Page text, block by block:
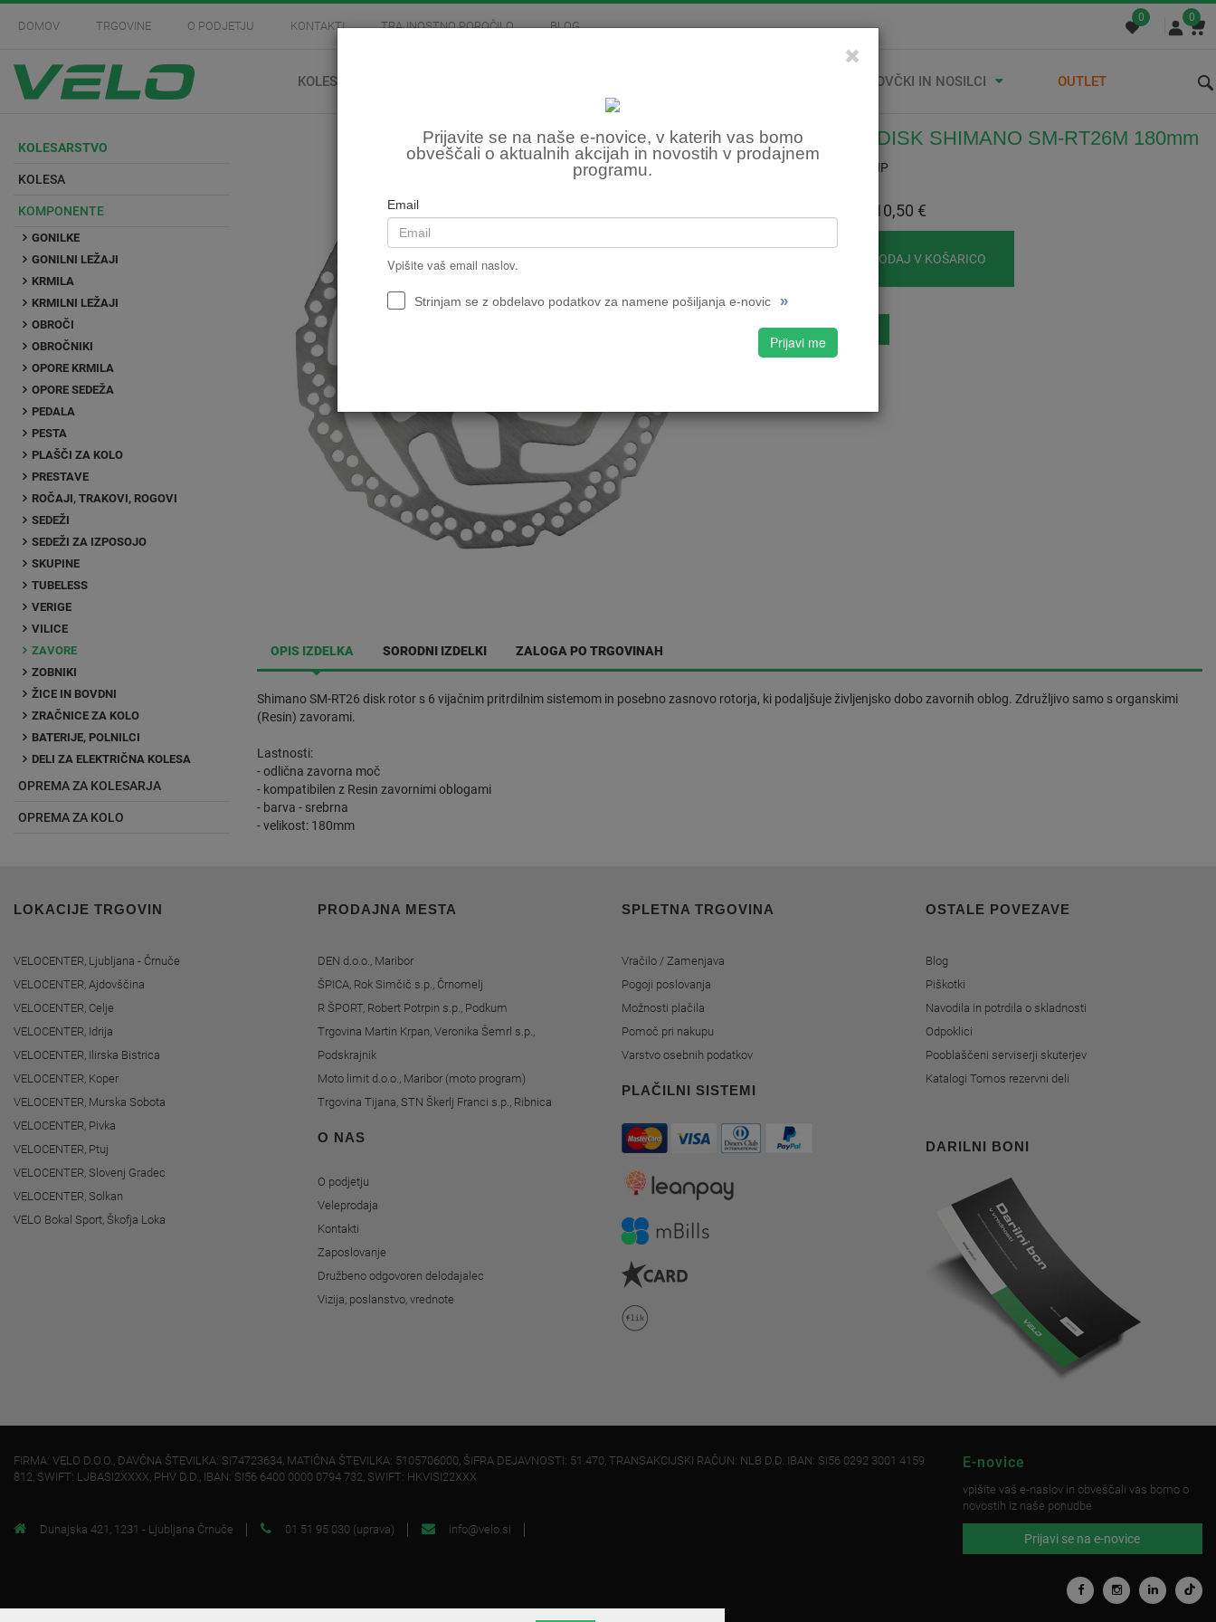
Prijavite se na naše e-novice, v katerih vas bomo
obveščali o aktualnih akcijah in novostih v prodajnem
programu.
Email
Vpišite vaš email naslov.
Strinjam se z obdelavo podatkov za namene pošiljanja e-novic »
Prijavi me
DOMOV TRGOVINE O PODJETJU KONTAKTI TRAJNOSTNO POROČILO BLOG
0 0
KOLESARSTVO STREŠNI KOVČKI IN NOSILCI OUTLET
KOLESARSTVO
KOLESA
KOMPONENTE
GONILKE
GONILNI LEŽAJI
KRMILA
KRMILNI LEŽAJI
OBROČI
OBROČNIKI
OPORE KRMILA
OPORE SEDEŽA
PEDALA
PESTA
PLAŠČI ZA KOLO
PRESTAVE
ROČAJI, TRAKOVI, ROGOVI
SEDEŽI
SEDEŽI ZA IZPOSOJO
SKUPINE
TUBELESS
VERIGE
VILICE
ZAVORE
ZOBNIKI
ŽICE IN BOVDNI
ZRAČNICE ZA KOLO
BATERIJE, POLNILCI
DELI ZA ELEKTRIČNA KOLESA
OPREMA ZA KOLESARJA
OPREMA ZA KOLO
ROTOR ZA DISK SHIMANO SM-RT26M 180mm
Šifra:
5ESMRT26MP
10,50 €
DODAJ V KOŠARICO
Seznam Želja
OPIS IZDELKA SORODNI IZDELKI ZALOGA PO TRGOVINAH
Shimano SM-RT26 disk rotor s 6 vijačnim pritrdilnim sistemom in posebno zasnovo rotorja, ki podaljšuje življenjsko dobo zavornih oblog. Združljivo samo s organskimi
(Resin) zavorami.
Lastnosti:
- odlična zavorna moč
- kompatibilen z Resin zavornimi oblogami
- barva - srebrna
- velikost: 180mm
LOKACIJE TRGOVIN
VELOCENTER, Ljubljana - Črnuče
VELOCENTER, Ajdovščina
VELOCENTER, Celje
VELOCENTER, Idrija
VELOCENTER, Ilirska Bistrica
VELOCENTER, Koper
VELOCENTER, Murska Sobota
VELOCENTER, Pivka
VELOCENTER, Ptuj
VELOCENTER, Slovenj Gradec
VELOCENTER, Solkan
VELO Bokal Sport, Škofja Loka
PRODAJNA MESTA
DEN d.o.o., Maribor
ŠPICA, Rok Simčič s.p., Črnomelj
R ŠPORT, Robert Potrpin s.p., Podkum
Trgovina Martin Krpan, Veronika Šemrl s.p.,
Podskrajnik
Moto limit d.o.o., Maribor (moto program)
Trgovina Tijana, STN Škerlj Franci s.p., Ribnica
O NAS
O podjetju
Veleprodaja
Kontakti
Zaposlovanje
Družbeno odgovoren delodajalec
Vizija, poslanstvo, vrednote
SPLETNA TRGOVINA
Vračilo / Zamenjava
Pogoji poslovanja
Možnosti plačila
Pomoč pri nakupu
Varstvo osebnih podatkov
PLAČILNI SISTEMI
OSTALE POVEZAVE
Blog
Piškotki
Navodila in potrdila o skladnosti
Odpoklici
Pooblaščeni serviserji skuterjev
Katalogi Tomos rezervni deli
DARILNI BONI
FIRMA: VELO D.O.O., DAVČNA ŠTEVILKA: SI74723634, MATIČNA ŠTEVILKA: 5105706000, ŠIFRA DEJAVNOSTI: 51.470, TRANSAKCIJSKI RAČUN: NLB D.D. IBAN: SI56 0292 3001 4159
812, SWIFT: LJBASI2XXXX, PHV D.D., IBAN: SI56 6400 0000 0794 732, SWIFT: HKVISI22XXX
Dunajska 421, 1231 - Ljubljana Črnuče 01 51 95 030 (uprava) info@velo.si
E-novice
vpišite vaš e-naslov in obveščali vas bomo o
novostih iz naše ponudbe
Prijavi se na e-novice